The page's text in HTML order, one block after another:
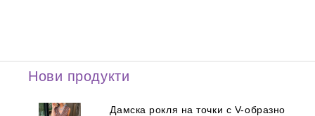
Нови продукти
Дамска рокля на точки с V-образно